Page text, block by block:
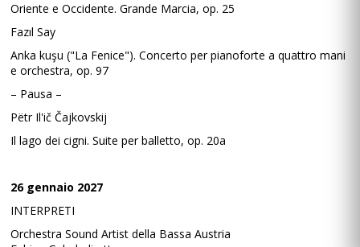
Oriente e Occidente. Grande Marcia, op. 25
Fazıl Say
Anka kuşu ("La Fenice"). Concerto per pianoforte a quattro mani
e orchestra, op. 97
– Pausa –
Pëtr Il'ič Čajkovskij
Il lago dei cigni. Suite per balletto, op. 20a
26 gennaio 2027
INTERPRETI
Orchestra Sound Artist della Bassa Austria